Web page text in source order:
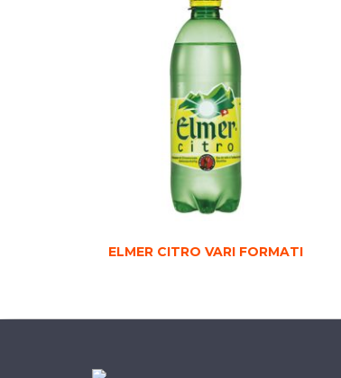
ELMER CITRO VARI FORMATI